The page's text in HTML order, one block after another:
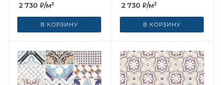
2 730 ₽/м²
В КОРЗИНУ
2 730 ₽/м²
В КОРЗИНУ